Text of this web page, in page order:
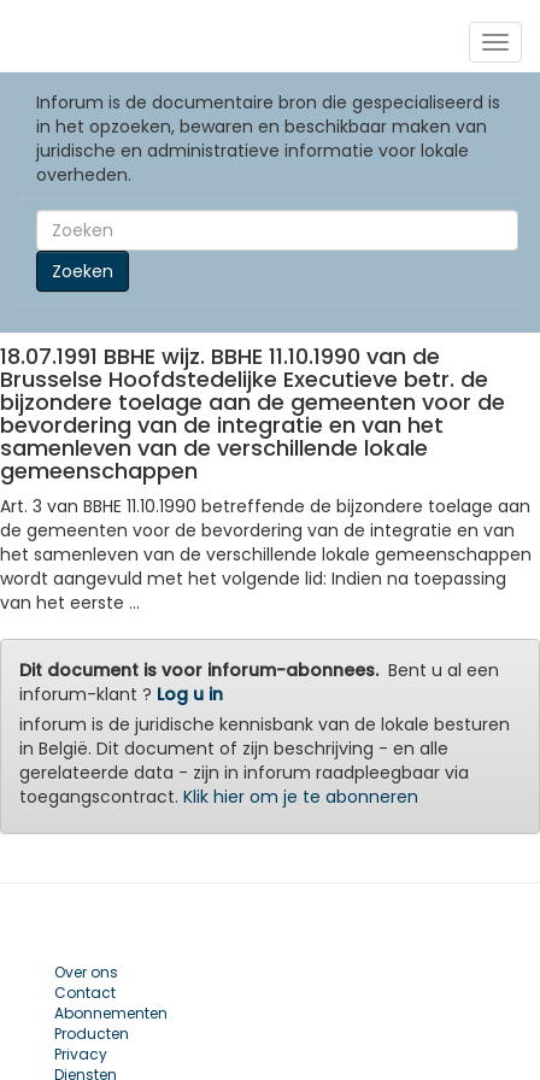
Inforum is de documentaire bron die gespecialiseerd is
in het opzoeken, bewaren en beschikbaar maken van
juridische en administratieve informatie voor lokale
overheden.
Zoeken
18.07.1991 BBHE wijz. BBHE 11.10.1990 van de
Brusselse Hoofdstedelijke Executieve betr. de
bijzondere toelage aan de gemeenten voor de
bevordering van de integratie en van het
samenleven van de verschillende lokale
gemeenschappen
Art. 3 van BBHE 11.10.1990 betreffende de bijzondere toelage aan
de gemeenten voor de bevordering van de integratie en van
het samenleven van de verschillende lokale gemeenschappen
wordt aangevuld met het volgende lid: Indien na toepassing
van het eerste ...
Dit document is voor inforum-abonnees.Bent u al een
inforum-klant ? Log u in
inforum is de juridische kennisbank van de lokale besturen
in België. Dit document of zijn beschrijving - en alle
gerelateerde data - zijn in inforum raadpleegbaar via
toegangscontract. Klik hier om je te abonneren
Over ons
Contact
Abonnementen
Producten
Privacy
Diensten